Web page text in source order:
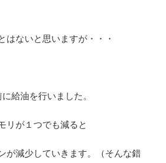
はないと思いますが・・・
給油を行いました。
リが１つでも減ると
が減少していきます。（そんな錯